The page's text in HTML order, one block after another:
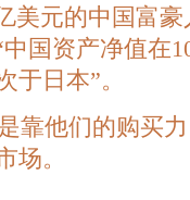
美元的中国富
中国资产净值在
于日本”。
靠他们的购买
场。